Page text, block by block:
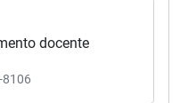
docente
8106